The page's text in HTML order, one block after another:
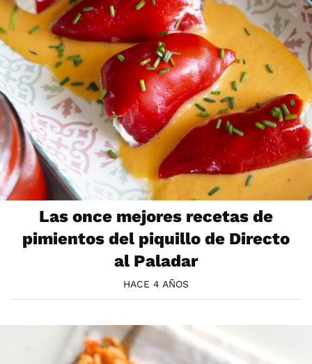
Las once mejores recetas de
pimientos del piquillo de Directo
al Paladar
HACE 4 AÑOS